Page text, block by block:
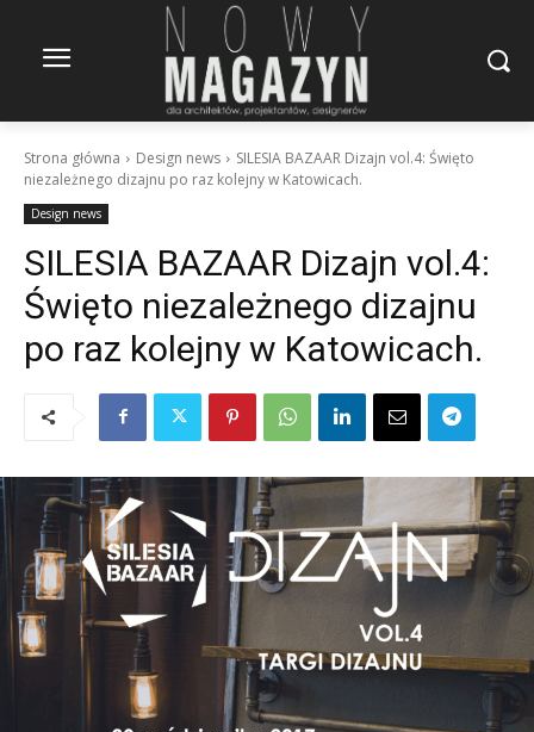
Strona główna Design news
SILESIA BAZAAR Dizajn vol.4: Święto
niezależnego dizajnu po raz kolejny w Katowicach.
Design news
SILESIA BAZAAR Dizajn vol.4:
Święto niezależnego dizajnu
po raz kolejny w Katowicach.